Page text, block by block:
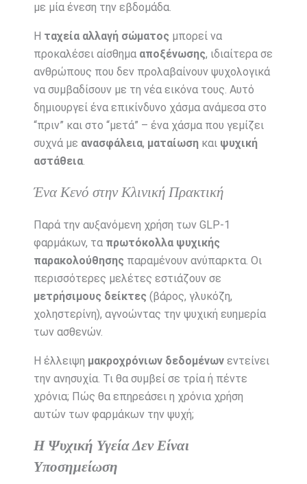
με μία ένεση την εβδομάδα.
Η ταχεία αλλαγή σώματος μπορεί να
προκαλέσει αίσθημα αποξένωσης, ιδιαίτερα σε
ανθρώπους που δεν προλαβαίνουν ψυχολογικά
να συμβαδίσουν με τη νέα εικόνα τους. Αυτό
δημιουργεί ένα επικίνδυνο χάσμα ανάμεσα στο
“πριν” και στο “μετά” – ένα χάσμα που γεμίζει
συχνά με ανασφάλεια, ματαίωσηκαι ψυχική
αστάθεια.
Ένα Κενό στην Κλινική Πρακτική
Παρά την αυξανόμενη χρήση των GLP-1
φαρμάκων, τα πρωτόκολλα ψυχικής
παρακολούθησης παραμένουν ανύπαρκτα. Οι
περισσότερες μελέτες εστιάζουν σε
μετρήσιμους δείκτες (βάρος, γλυκόζη,
χοληστερίνη), αγνοώντας την ψυχική ευημερία
των ασθενών.
Η έλλειψη μακροχρόνιων δεδομένωνεντείνει
την ανησυχία. Τι θα συμβεί σε τρία ή πέντε
χρόνια; Πώς θα επηρεάσει η χρόνια χρήση
αυτών των φαρμάκων την ψυχή;
Η Ψυχική Υγεία Δεν Είναι
Υποσημείωση